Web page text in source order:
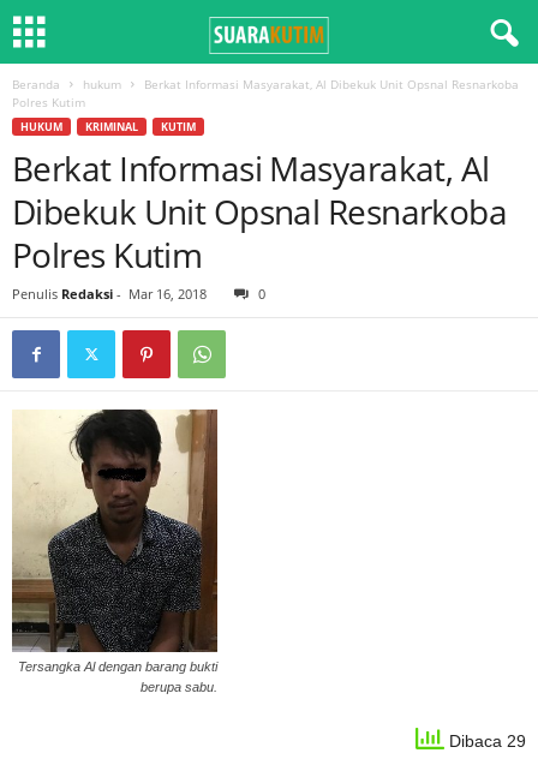
Beranda hukum
Berkat Informasi Masyarakat, Al Dibekuk Unit Opsnal Resnarkoba
Polres Kutim
HUKUM KRIMINAL KUTIM
Berkat Informasi Masyarakat, Al
Dibekuk Unit Opsnal Resnarkoba
Polres Kutim
Penulis Redaksi - Mar 16, 2018 0
Tersangka Al dengan barang bukti
berupa sabu.
Dibaca 29